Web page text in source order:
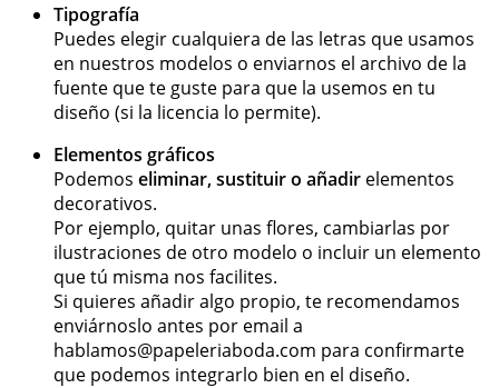
Tipografía
Puedes elegir cualquiera de las letras que usamos
en nuestros modelos o enviarnos el archivo de la
fuente que te guste para que la usemos en tu
diseño (si la licencia lo permite).
Elementos gráficos
Podemos eliminar, sustituir o añadir elementos
decorativos.
Por ejemplo, quitar unas flores, cambiarlas por
ilustraciones de otro modelo o incluir un elemento
que tú misma nos facilites.
Si quieres añadir algo propio, te recomendamos
enviárnoslo antes por email a
hablamos@papeleriaboda.com para confirmarte
que podemos integrarlo bien en el diseño.